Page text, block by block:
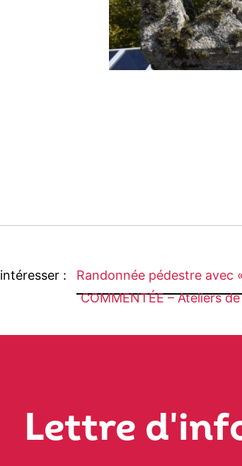
: Randonnée pédestre avec
COMMENTÉE – Ateliers
Lettre